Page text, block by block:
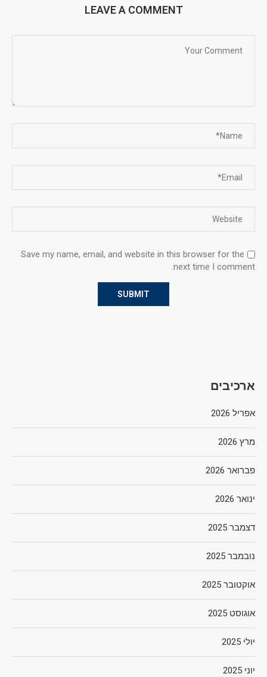
LEAVE A COMMENT
Save my name, email, and website in this browser for the
next time I comment.
ארכיבים
אפריל 2026
מרץ 2026
פברואר 2026
ינואר 2026
דצמבר 2025
נובמבר 2025
אוקטובר 2025
אוגוסט 2025
יולי 2025
יוני 2025